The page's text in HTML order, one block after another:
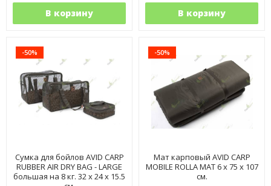
В корзину В корзину
-50%
Сумка для бойлов AVID CARP
RUBBER AIR DRY BAG - LARGE
большая на 8 кг. 32 х 24 х 15.5
-50%
Мат карповый AVID CARP
MOBILE ROLLA MAT 6 х 75 х 107
см.